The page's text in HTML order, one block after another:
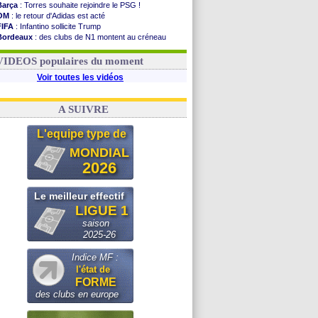
: Torres souhaite rejoindre le PSG !
: le retour d'Adidas est acté
: Infantino sollicite Trump
: des clubs de N1 montent au créneau
: le démenti de Leipzig pour Diomandé
populaires du moment
Voir toutes les vidéos
A SUIVRE
L'equipe type de
MONDIAL
2026
Le meilleur effectif
LIGUE 1
saison
2025-26
Indice MF :
l'état de
FORME
des clubs en europe